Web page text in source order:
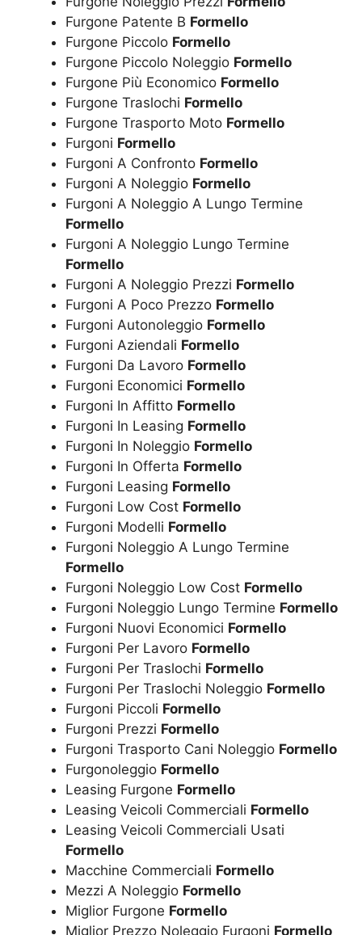
Furgone Patente B Formello
Furgone Piccolo Formello
Furgone Piccolo Noleggio Formello
Furgone Più Economico Formello
Furgone Traslochi Formello
Furgone Trasporto Moto Formello
Furgoni Formello
Furgoni A Confronto Formello
Furgoni A Noleggio Formello
Furgoni A Noleggio A Lungo Termine
Formello
Furgoni A Noleggio Lungo Termine
Formello
Furgoni A Noleggio Prezzi Formello
Furgoni A Poco Prezzo Formello
Furgoni Autonoleggio Formello
Furgoni Aziendali Formello
Furgoni Da Lavoro Formello
Furgoni Economici Formello
Furgoni In Affitto Formello
Furgoni In Leasing Formello
Furgoni In Noleggio Formello
Furgoni In Offerta Formello
Furgoni Leasing Formello
Furgoni Low Cost Formello
Furgoni Modelli Formello
Furgoni Noleggio A Lungo Termine
Formello
Furgoni Noleggio Low Cost Formello
Furgoni Noleggio Lungo Termine Formello
Furgoni Nuovi Economici Formello
Furgoni Per Lavoro Formello
Furgoni Per Traslochi Formello
Furgoni Per Traslochi Noleggio Formello
Furgoni Piccoli Formello
Furgoni Prezzi Formello
Furgoni Trasporto Cani Noleggio Formello
Furgonoleggio Formello
Leasing Furgone Formello
Leasing Veicoli Commerciali Formello
Leasing Veicoli Commerciali Usati
Formello
Macchine Commerciali Formello
Mezzi A Noleggio Formello
Miglior Furgone Formello
Miglior Prezzo Noleggio Furgoni Formello